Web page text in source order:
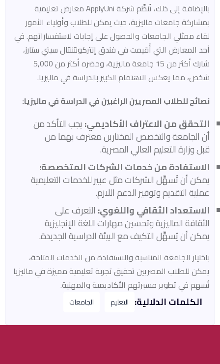
بالإضافة إلى ذلك، تُنظِّم شركة ApplyUni معارض تعليمية
بمشاركة جامعات ماليزية، حيث يمكن للطلاب وأولياء الأمور
لقاء ممثلي الجامعات والحصول على إجابات لاستفساراتهم. في
أحد المعارض التي أُقيمت في فندق إنتركونتننتال سيتي ستارز،
شارك أكثر من 15 جامعة ماليزية، وحضره أكثر من 5,000
شخص، مما يعكس الاهتمام الكبير بالدراسة في ماليزيا. ​
نصائح للطلاب المصريين الراغبين في الدراسة في ماليزيا:
التحقق من الاعتراف الأكاديمي:يجب التأكد من
أن الجامعة والتخصص المختارين معترف بهما من
قبل وزارة التعليم العالي المصرية.​
الاستفادة من خدمات الشركات المتخصصة:
يمكن أن تُسهِّل الشركات مثل عبير للخدمات التعليمية
عملية التقديم وتوفير الدعم اللازم.​
الاستعداد الثقافي واللغوي: التعرف على
الثقافة الماليزية وتحسين مهارات اللغة الإنجليزية
يمكن أن يُسهِّل التكيف مع البيئة الدراسية الجديدة.​
باختيار الجامعة المناسبة والاستفادة من الخدمات المتاحة،
يمكن للطلاب المصريين تحقيق تجربة تعليمية مميزة في ماليزيا
تُسهم في تطوير مسيرتهم الأكاديمية والمهنية.​
الكلمات الدلالية: التعليم الجامعات